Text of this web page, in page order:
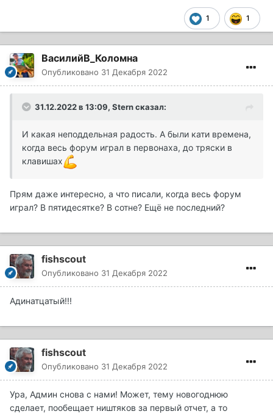
1 1
ВасилийВ_Коломна
Опубликовано 31 Декабря 2022
31.12.2022 в 13:09, Sternсказал:
И какая неподдельная радость. А были кати времена,
когда весь форум играл в первонаха, до тряски в
клавишах
Прям даже интересно, а что писали, когда весь форум
играл? В пятидесятке? В сотне? Ещё не последний?
fishscout
Опубликовано 31 Декабря 2022
Адинатцатый!!!
fishscout
Опубликовано 31 Декабря 2022
Ура, Админ снова с нами! Может, тему новогоднюю
сделает, пообещает ништяков за первый отчет, а то